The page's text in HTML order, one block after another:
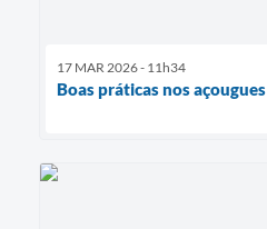
17 MAR 2026 - 11h34
Boas práticas nos açougues